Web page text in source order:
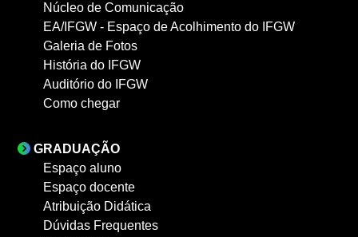
Núcleo de Comunicação
EA/IFGW - Espaço de Acolhimento do IFGW
Galeria de Fotos
História do IFGW
Auditório do IFGW
Como chegar
GRADUAÇÃO
Espaço aluno
Espaço docente
Atribuição Didática
Dúvidas Frequentes